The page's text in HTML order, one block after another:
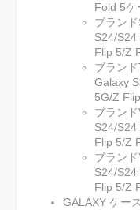
Fold 5ケ
ブラン
S24/
Flip 5/Z
ブラン
Galaxy
5G/Z
ブラン
S24/
Flip 5/Z
ブラン
S24/
Flip 5/Z
GALAXY ケース